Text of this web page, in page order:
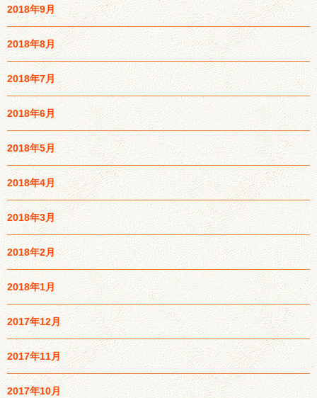
2018年9月
2018年8月
2018年7月
2018年6月
2018年5月
2018年4月
2018年3月
2018年2月
2018年1月
2017年12月
2017年11月
2017年10月